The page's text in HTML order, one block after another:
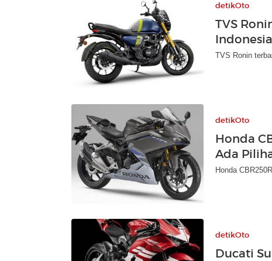
detikOto
TVS
TVS Ronin
detikOto
Honda
Ada
Honda
detikOto
Ducati